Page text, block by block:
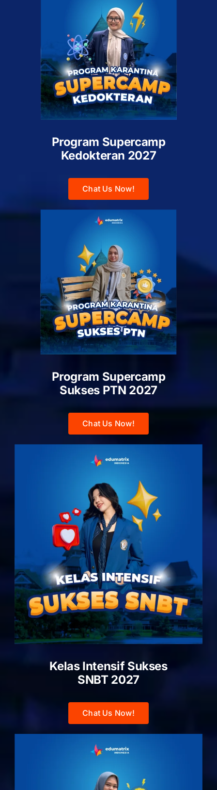
Program Supercamp
Kedokteran 2027
Chat Us Now!
Program Supercamp
Sukses PTN 2027
Chat Us Now!
Kelas Intensif Sukses
SNBT 2027
Chat Us Now!